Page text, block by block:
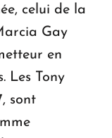
celui de la
Gay
en
Les Tony
sont